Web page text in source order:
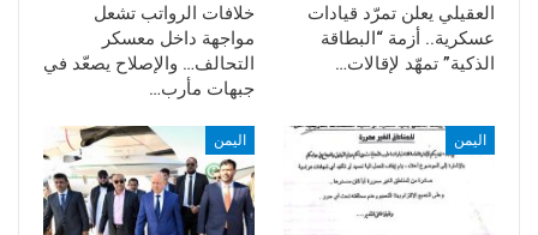
العقيلي يعلن تمرّد قيادات
عسكرية.. أزمة “البطاقة
الذكية” تمهّد لإقالات…
خلافات الرواتب تشعل
مواجهة داخل معسكر
التحالف… والإصلاح يصعّد في
جبهات مأرب…
اليمن اليمن